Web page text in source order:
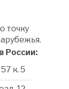
точку
России:
к. 5